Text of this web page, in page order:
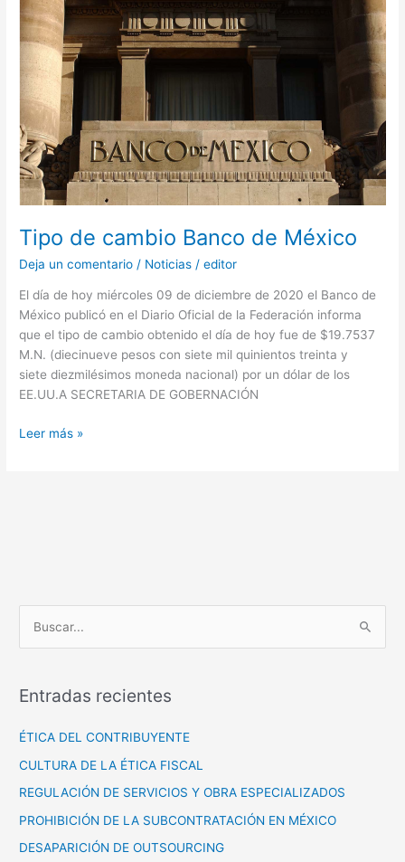
Tipo de cambio Banco de México
Deja un comentario / Noticias /editor
El día de hoy miércoles 09 de diciembre de 2020 el Banco de
México publicó en el Diario Oficial de la Federación informa
que el tipo de cambio obtenido el día de hoy fue de $19.7537
M.N. (diecinueve pesos con siete mil quinientos treinta y
siete diezmilésimos moneda nacional) por un dólar de los
EE.UU.A SECRETARIA DE GOBERNACIÓN
Tipo
de
cambio
Banco
de
México
Leer más »
c
a
o
r
:
Entradas recientes
ÉTICA DEL CONTRIBUYENTE
CULTURA DE LA ÉTICA FISCAL
REGULACIÓN DE SERVICIOS Y OBRA ESPECIALIZADOS
PROHIBICIÓN DE LA SUBCONTRATACIÓN EN MÉXICO
DESAPARICIÓN DE OUTSOURCING